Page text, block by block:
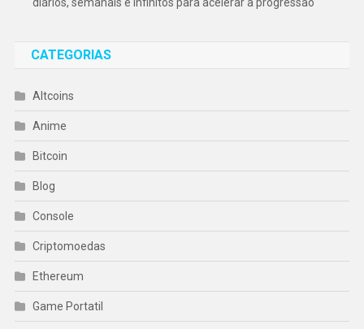
CATEGORIAS
Altcoins
Anime
Bitcoin
Blog
Console
Criptomoedas
Ethereum
Game Portatil